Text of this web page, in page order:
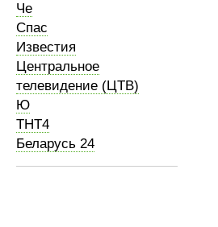
Че
Спас
Известия
Центральное
телевидение (ЦТВ)
Ю
ТНТ4
Беларусь 24